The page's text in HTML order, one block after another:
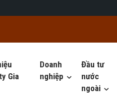
Gia
Doanh
nghiệp
Đầu tư
nước
ngoài